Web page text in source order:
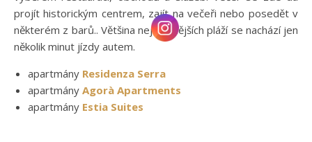
projít historickým centrem, zajít na večeři nebo posedět v
některém z barů.. Většina nejznámějších pláží se nachází jen
několik minut jízdy autem.
apartmány Residenza Serra
apartmány Agorà Apartments
apartmány Estia Suites